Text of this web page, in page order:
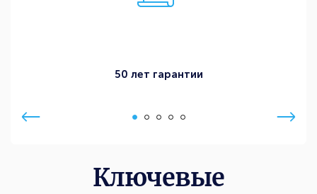
50 лет гарантии
Ключевые